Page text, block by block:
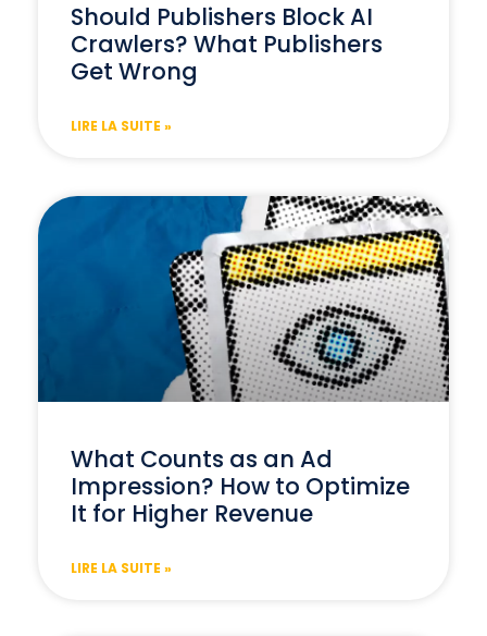
Should Publishers Block AI
Crawlers? What Publishers
Get Wrong
LIRE LA SUITE »
What Counts as an Ad
Impression? How to Optimize
It for Higher Revenue
LIRE LA SUITE »